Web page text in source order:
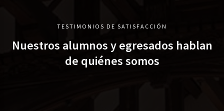
TESTIMONIOS DE SATISFACCIÓN
Nuestros alumnos y egresados hablan
de quiénes somos